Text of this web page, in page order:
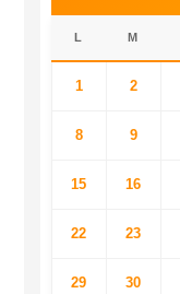
L M
1 2
8 9
15 16
22 23
29 30